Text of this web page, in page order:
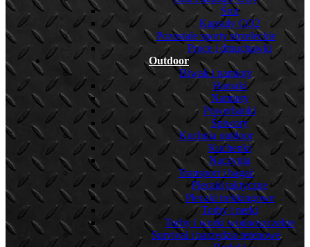
Śrut
Kapsuły CO2
Pozostałe sporty strzeleckie
Proce i dmuchawki
Outdoor
Biwak i namioty
Hamaki
Namioty
Powerbanki
Śpiwory
Kuchnia outdoor
Kuchenki
Naczynia
Transport i bagaż
Plecaki taktyczne
Plecaki trekkingowe
Torby i nerki
Torby i worki wodooszczelne
Survival i narzędzia terenowe